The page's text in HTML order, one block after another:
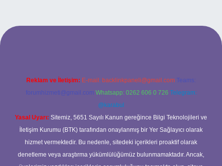
www.hiltonbetx.org/
Reklam ve İletişim: E-mail: backlinkpaneli@gmail.com Teams:
forumhizmeti@gmail.com Whatsapp: 0262 606 0 726 Telegram:
@karabul
Yasal Uyarı: Sitemiz, 5651 Sayılı Kanun gereğince Bilgi Teknolojileri ve
İletişim Kurumu (BTK) tarafından onaylanmış bir Yer Sağlayıcı olarak
hizmet vermektedir. Bu nedenle, sitedeki içerikleri proaktif olarak
denetleme veya araştırma yükümlülüğümüz bulunmamaktadır. Ancak,